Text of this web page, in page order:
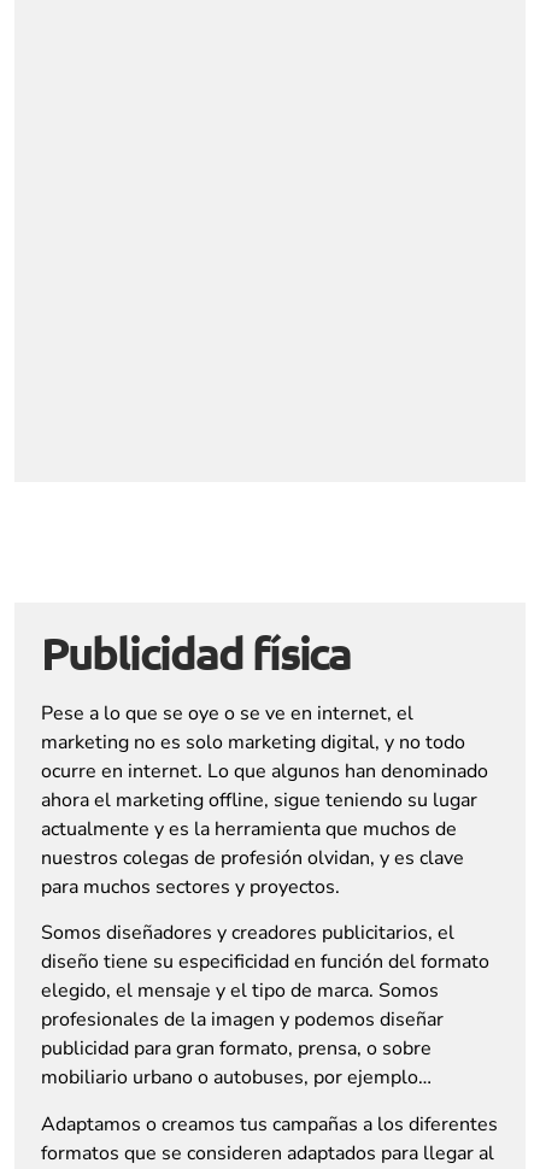
Publicidad física
Pese a lo que se oye o se ve en internet, el
marketing no es solo marketing digital, y no todo
ocurre en internet. Lo que algunos han denominado
ahora el marketing offline, sigue teniendo su lugar
actualmente y es la herramienta que muchos de
nuestros colegas de profesión olvidan, y es clave
para muchos sectores y proyectos.
Somos diseñadores y creadores publicitarios, el
diseño tiene su especificidad en función del formato
elegido, el mensaje y el tipo de marca. Somos
profesionales de la imagen y podemos diseñar
publicidad para gran formato, prensa, o sobre
mobiliario urbano o autobuses, por ejemplo…
Adaptamos o creamos tus campañas a los diferentes
formatos que se consideren adaptados para llegar al